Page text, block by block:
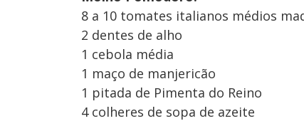
8 a 10 tomates italianos médios
2 dentes de alho
1 cebola média
1 maço de manjericão
1 pitada de Pimenta do Reino
4 colheres de sopa de azeite